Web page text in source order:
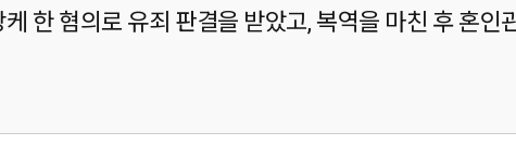
한 혐의로 유죄 판결을 받았고, 복역을 마친 후 혼인